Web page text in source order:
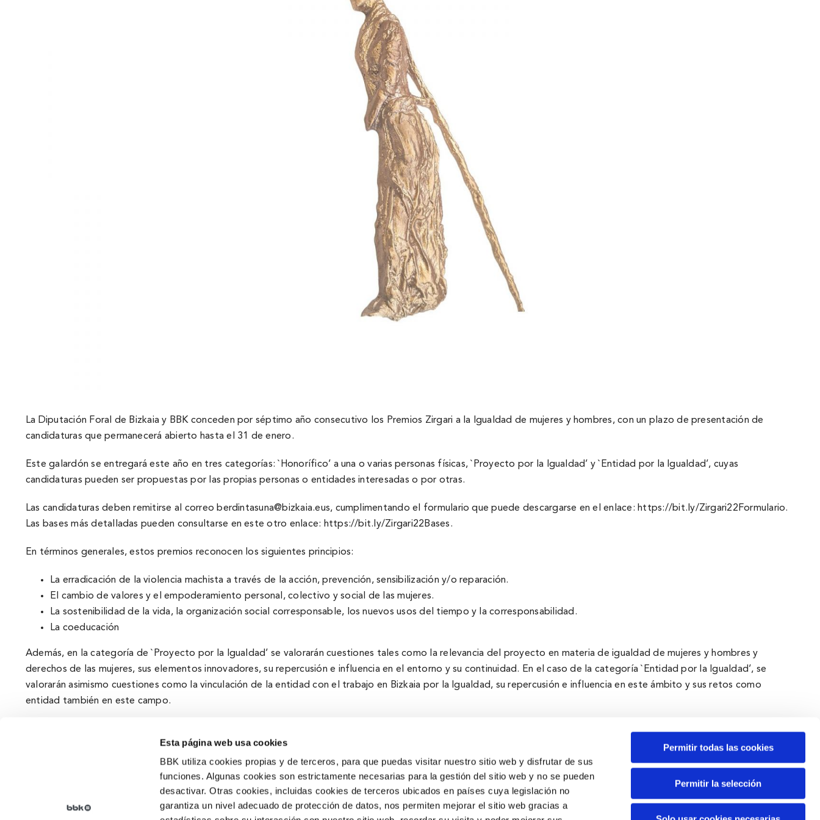
Esta página web usa cookies
BBK utiliza cookies propias y de terceros, para que puedas visitar nuestro sitio web y disfrutar de sus
funciones. Algunas cookies son estrictamente necesarias para la gestión del sitio web y no se pueden
desactivar. Otras cookies, incluidas cookies de terceros ubicados en países cuya legislación no
garantiza un nivel adecuado de protección de datos, nos permiten mejorar el sitio web gracias a
Permitir todas las cookies
Permitir la selección
La Diputación Foral de Bizkaia y BBK conceden por séptimo año consecutivo los Premios Zirgari a la Igualdad de mujeres y hombres, con un plazo de presentación de
candidaturas que permanecerá abierto hasta el 31 de enero.
Este galardón se entregará este año en tres categorí­as: `Honorí­fico’ a una o varias personas fí­sicas, `Proyecto por la Igualdad’ y `Entidad por la Igualdad’, cuyas
candidaturas pueden ser propuestas por las propias personas o entidades interesadas o por otras.
Las candidaturas deben remitirse al correo berdintasuna@bizkaia.eus, cumplimentando el formulario que puede descargarse en el enlace: https://bit.ly/Zirgari22Formulario.
Las bases más detalladas pueden consultarse en este otro enlace: https://bit.ly/Zirgari22Bases.
En términos generales, estos premios reconocen los siguientes principios:
La erradicación de la violencia machista a través de la acción, prevención, sensibilización y/o reparación.
El cambio de valores y el empoderamiento personal, colectivo y social de las mujeres.
La sostenibilidad de la vida, la organización social corresponsable, los nuevos usos del tiempo y la corresponsabilidad.
La coeducación
Además, en la categorí­a de `Proyecto por la Igualdad’ se valorarán cuestiones tales como la relevancia del proyecto en materia de igualdad de mujeres y hombres y
derechos de las mujeres, sus elementos innovadores, su repercusión e influencia en el entorno y su continuidad. En el caso de la categorí­a `Entidad por la Igualdad’, se
valorarán asimismo cuestiones como la vinculación de la entidad con el trabajo en Bizkaia por la Igualdad, su repercusión e influencia en este ámbito y sus retos como
entidad también en este campo.
Obra Social
Cultura ,Personas,Medio ambiente,
Espacios
Espacio Sala BBK, Espacio BBK Kuna,